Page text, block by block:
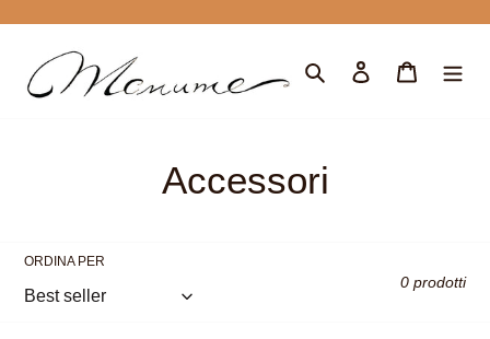
contenuti
Cerca Accedi Carrello
C
Accessori
ORDINA PER
0 prodotti